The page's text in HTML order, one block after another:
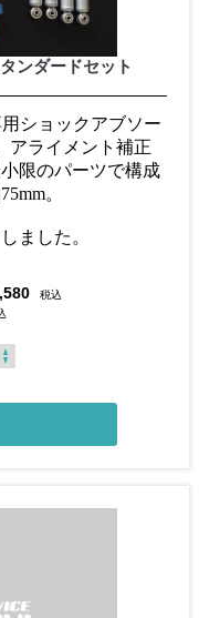
ンダードセット
ショックアブソー
アライメント補正
限のパーツで構成
。
ました。
税込